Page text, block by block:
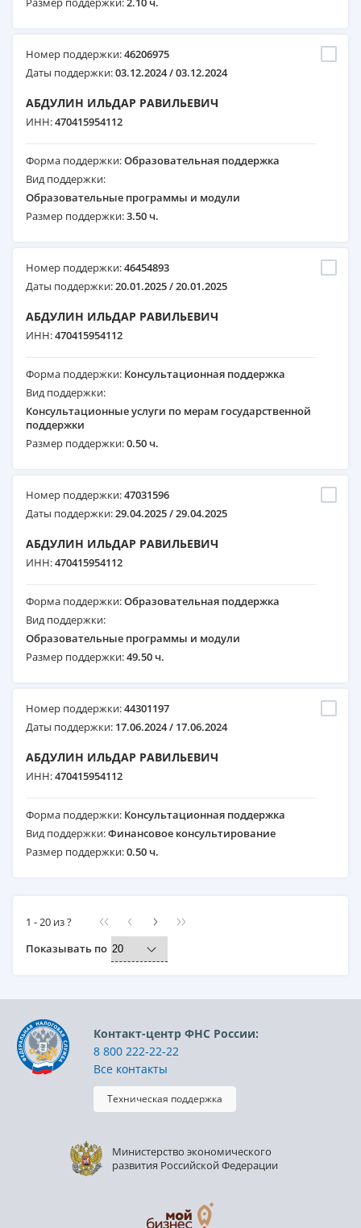
Номер поддержки:46206975
Даты поддержки:03.12.2024 / 03.12.2024
АБДУЛИН ИЛЬДАР РАВИЛЬЕВИЧ
ИНН:470415954112
Форма поддержки:Образовательная поддержка
Вид поддержки:
Образовательные программы и модули
Размер поддержки:3.50 ч.
Номер поддержки:46454893
Даты поддержки:20.01.2025 / 20.01.2025
АБДУЛИН ИЛЬДАР РАВИЛЬЕВИЧ
ИНН:470415954112
Форма поддержки: Консультационная поддержка
Вид поддержки:
Консультационные услуги по мерам государственной
поддержки
Размер поддержки:0.50 ч.
Номер поддержки:47031596
Даты поддержки:29.04.2025 / 29.04.2025
АБДУЛИН ИЛЬДАР РАВИЛЬЕВИЧ
ИНН:470415954112
Форма поддержки:Образовательная поддержка
Вид поддержки:
Образовательные программы и модули
Размер поддержки:49.50 ч.
Номер поддержки:44301197
Даты поддержки: 17.06.2024 / 17.06.2024
АБДУЛИН ИЛЬДАР РАВИЛЬЕВИЧ
ИНН:470415954112
Форма поддержки: Консультационная поддержка
Вид поддержки:Финансовое консультирование
Размер поддержки:0.50 ч.
1 - 20 из ?
Показывать по
Контакт-центр ФНС России:
8 800 222-22-22
Все контакты
Техническая поддержка
Министерство экономического
развития Российской Федерации